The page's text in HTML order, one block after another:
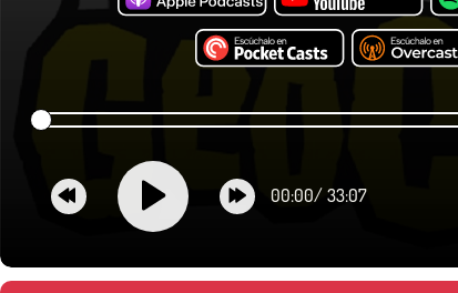
00:00/ 33:07